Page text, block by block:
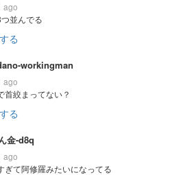
ago
並んでる
る
workingman
ago
首絞まってない？
る
金-d8q
ago
ぎて阿修羅みたいになってる